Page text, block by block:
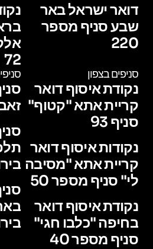
דואר ישראל באר
שבע סניף מספר
220
72
סניפים בצפון
נקודת איסוף דואר
קריית אתא "קטוף"
סניף 93
נקודות איסוף דואר
קריית אתא "מסיבה
לי" סניף מספר 50
נקודת איסוף דואר
בחיפה "כלבו חגי"
סניף מספר 40
זאב 159